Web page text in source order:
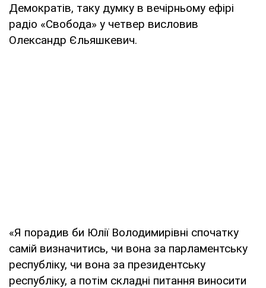
Демократів, таку думку в вечірньому ефірі
радіо «Свобода» у четвер висловив
Олександр Єльяшкевич.
«Я порадив би Юлії Володимирівні спочатку
самій визначитись, чи вона за парламентську
республіку, чи вона за президентську
республіку, а потім складні питання виносити